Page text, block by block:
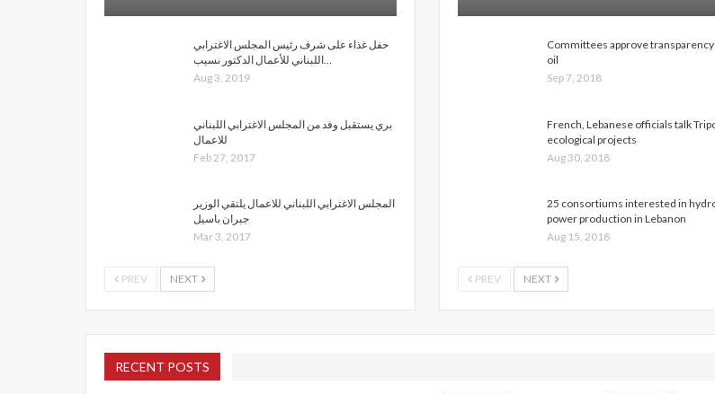
حفل غذاء على شرف رئيس المجلس الاغترابي
اللبناني للأعمال الدكتور نسيب…
Aug 3, 2019
بري يستقبل وفد من المجلس الاغترابي اللبناني
للاعمال
Feb 27, 2017
المجلس الاغترابي اللبناني للاعمال يلتقي الوزير
جبران باسيل
Mar 3, 2017
PREV NEXT
Committees approve transparency
oil
Sep 7, 2018
French, Lebanese officials talk
ecological projects
Aug 30, 2018
25 consortiums interested in
power production in Lebanon
Aug 15, 2018
PREV NEXT
RECENT POSTS